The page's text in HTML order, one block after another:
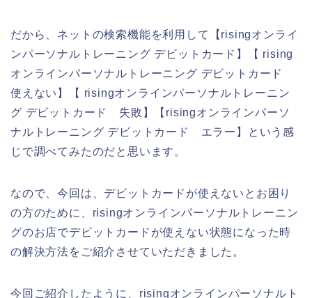
だから、ネットの検索機能を利用して【risingオンライ
ンパーソナルトレーニング デビットカード】【 rising
オンラインパーソナルトレーニング デビットカード
使えない】【 risingオンラインパーソナルトレーニン
グ デビットカード 失敗】【risingオンラインパーソ
ナルトレーニング デビットカード エラー】という感
じで調べてみたのだと思います。
なので、今回は、デビットカードが使えないとお困り
の方のために、risingオンラインパーソナルトレーニン
グのお店でデビットカードが使えない状態になった時
の解決方法をご紹介させていただきました。
今回ご紹介したように、risingオンラインパーソナルト